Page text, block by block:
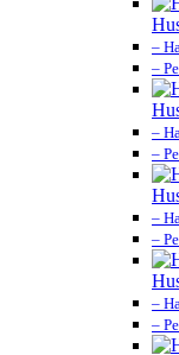
–
–
–
–
–
–
–
–